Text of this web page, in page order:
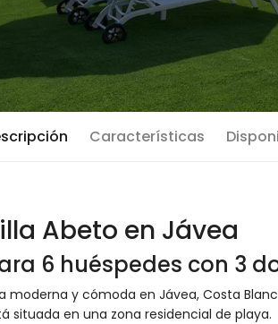
Características
Abeto en Jávea
6 huéspedes con 3
moderna y cómoda en Jávea, Costa
situada en una zona residencial de playa.